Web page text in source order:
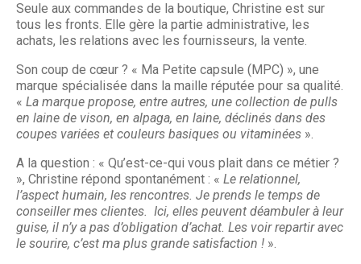
Seule aux commandes de la boutique, Christine est sur
tous les fronts. Elle gère la partie administrative, les
achats, les relations avec les fournisseurs, la vente.
Son coup de cœur ? « Ma Petite capsule (MPC) », une
marque spécialisée dans la maille réputée pour sa qualité.
« La marque propose, entre autres, une collection de pulls
en laine de vison, en alpaga, en laine, déclinés dans des
coupes variées et couleurs basiques ou vitaminées ».
A la question : « Qu’est-ce-qui vous plait dans ce métier ?
», Christine répond spontanément : « Le relationnel,
l’aspect humain, les rencontres. Je prends le temps de
conseiller mes clientes. Ici, elles peuvent déambuler à leur
guise, il n’y a pas d’obligation d’achat. Les voir repartir avec
le sourire, c’est ma plus grande satisfaction ! ».